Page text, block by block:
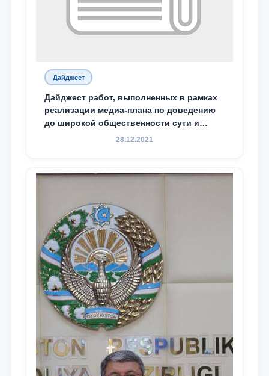
Дайджест
Дайджест работ, выполненных в рамках
реализации медиа-плана по доведению
до широкой общественности сути и
содержания задач, определённых в
Мажлису и народу Узбекистана
28.12.2021